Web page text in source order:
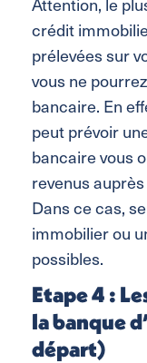
crédit
prélevées sur
vous ne
bancaire. En
peut prévoir
bancaire vous
revenus
Dans ce cas,
immobilier ou
possibles.
Etape 4 :
la banque
départ)